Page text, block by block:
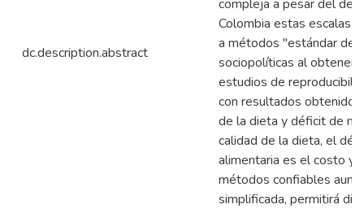
dc.description.abstract
compleja a pesar del
Colombia estas escalas
a métodos "estándar de
sociopolíticas al obtener
estudios de
con resultados
de la dieta y déficit de
calidad de la dieta, el
alimentaria es el costo y
métodos confiables
simplificada, permitirá